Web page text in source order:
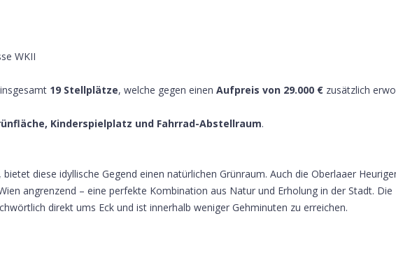
WKII
19 Stellplätze, welche gegen einen Aufpreis von 29.000 € zusätzlich
Kinderspielplatz und Fahrrad-Abstellraum.
diese idyllische Gegend einen natürlichen Grünraum. Auch die Oberlaaer
angrenzend – eine perfekte Kombination aus Natur und Erholung in der Stadt.
direkt ums Eck und ist innerhalb weniger Gehminuten zu erreichen.